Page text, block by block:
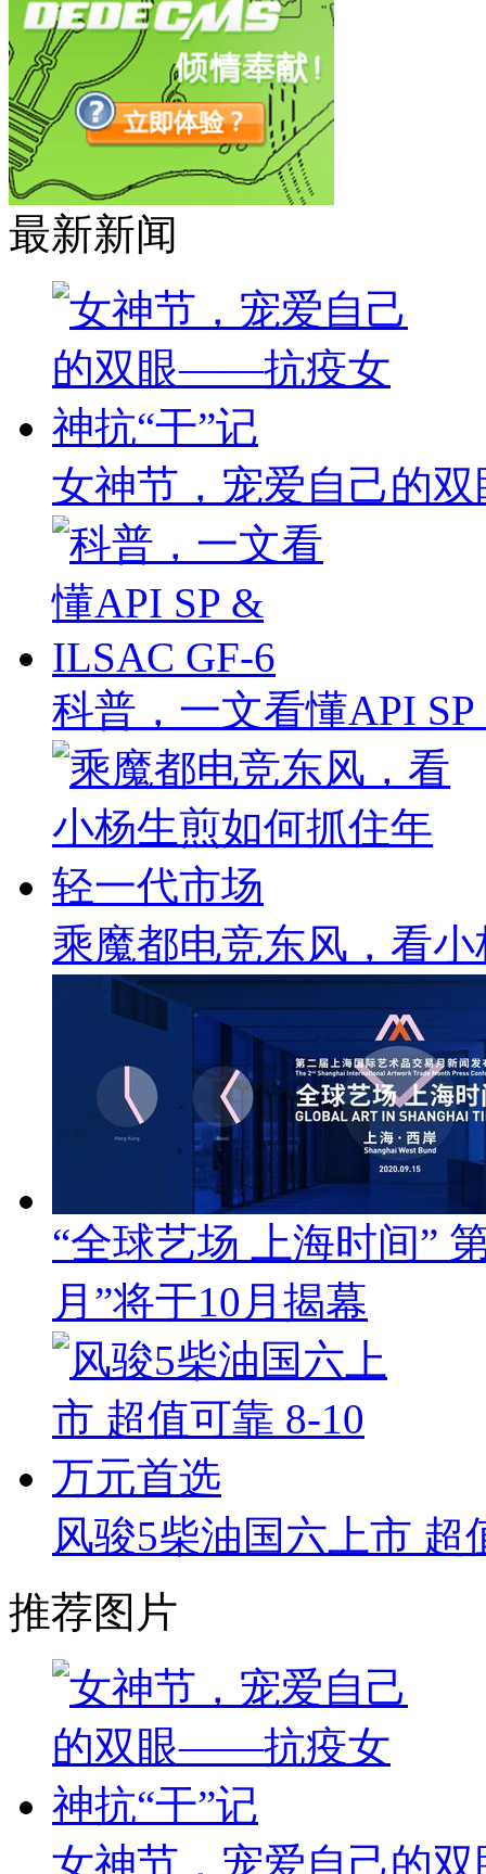
最新新闻
女神节，宠爱自己的
科普，一文看懂API
乘魔都电竞东风，看
“全球艺场 上海时间”
月”将于10月揭幕
风骏5柴油国六上市 超
推荐图片
女神节，宠爱自己的